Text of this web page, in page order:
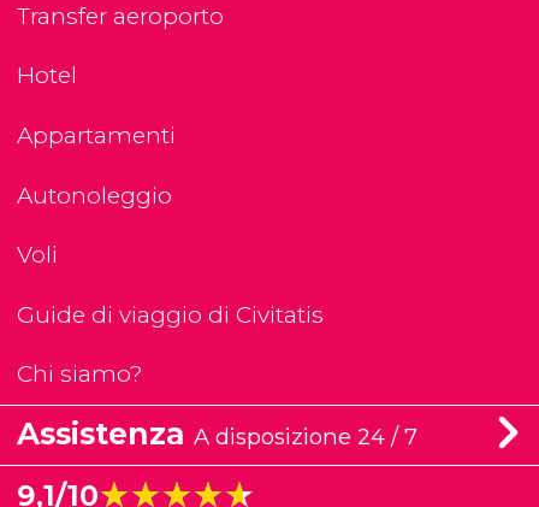
Transfer aeroporto
Hotel
Appartamenti
Autonoleggio
Voli
Guide di viaggio di Civitatis
Chi siamo?
Assistenza A disposizione 24 / 7
9,1/10★★★★★
★★★★★